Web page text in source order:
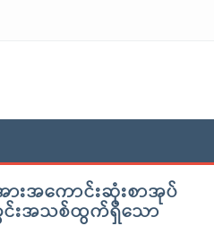
းအကောင်းဆုံးစာအုပ်
င်းအသစ်ထွက်ရှိသော